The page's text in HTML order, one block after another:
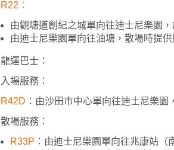
R22：
由觀塘道創紀之城單向往迪士尼樂園
由迪士尼樂園單向往油塘，散場時提供
龍運巴士：
入場服務：
R42D ：由沙田市中心單向往迪士尼樂園
散場服務：
R33P ：由迪士尼樂園單向往兆康站（